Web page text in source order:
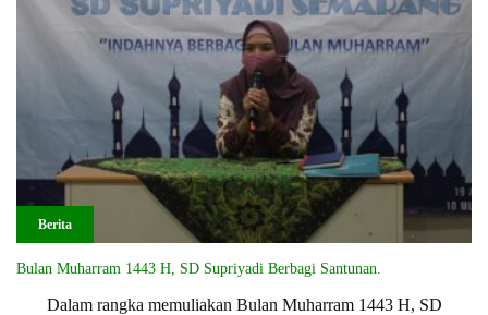
Berita
Bulan Muharram 1443 H, SD Supriyadi Berbagi Santunan.
Dalam rangka memuliakan Bulan Muharram 1443 H, SD